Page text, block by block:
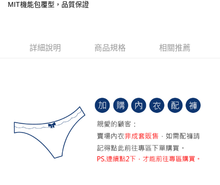
每筆NT$70，滿NT$799(含以上)免運費
每筆NT$70，滿NT$799(含以上)免運費
付款後萊爾富取貨
每筆NT$70，滿NT$799(含以上)免運費
MIT機能包覆型，品質保證
詳細說明 商品規格 相關推薦